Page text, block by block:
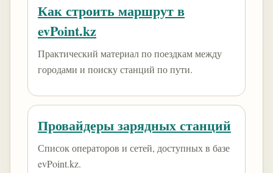
Как строить маршрут в
evPoint.kz
Практический материал по поездкам между
городами и поиску станций по пути.
Провайдеры зарядных станций
Список операторов и сетей, доступных в базе
evPoint.kz.